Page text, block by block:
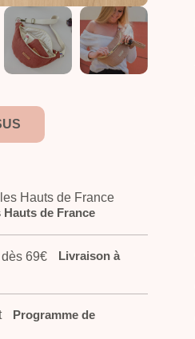
de France
Livraison à
Programme de